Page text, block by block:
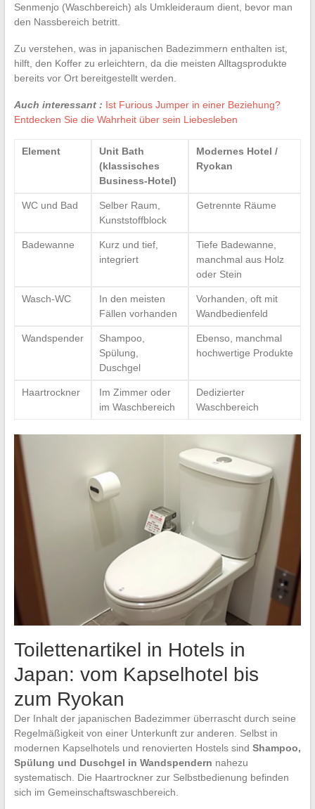
Senmenjo (Waschbereich) als Umkleideraum dient, bevor man
den Nassbereich betritt.
Zu verstehen, was in japanischen Badezimmern enthalten ist,
hilft, den Koffer zu erleichtern, da die meisten Alltagsprodukte
bereits vor Ort bereitgestellt werden.
Auch interessant : Ist Furious Jumper in einer Beziehung?
Entdecken Sie die Wahrheit über sein Liebesleben
Element
Unit Bath
(klassisches
Business-Hotel)
Modernes Hotel /
Ryokan
WC und Bad
Selber Raum,
Kunststoffblock
Getrennte Räume
Badewanne
Kurz und tief,
integriert
Tiefe Badewanne,
manchmal aus Holz
oder Stein
Wasch-WC
In den meisten
Fällen vorhanden
Vorhanden, oft mit
Wandbedienfeld
Wandspender
Shampoo,
Spülung,
Duschgel
Ebenso, manchmal
hochwertige Produkte
Haartrockner
Im Zimmer oder
im Waschbereich
Dedizierter
Waschbereich
Toilettenartikel in Hotels in
Japan: vom Kapselhotel bis
zum Ryokan
Der Inhalt der japanischen Badezimmer überrascht durch seine
Regelmäßigkeit von einer Unterkunft zur anderen. Selbst in
modernen Kapselhotels und renovierten Hostels sind Shampoo,
Spülung und Duschgel in Wandspendern nahezu
systematisch. Die Haartrockner zur Selbstbedienung befinden
sich im Gemeinschaftswaschbereich.